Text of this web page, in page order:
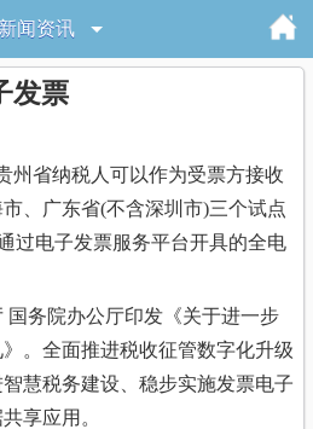
新闻资讯
发票
州省纳税人可以作为受票方接收
、广东省(不含深圳市)三个试点
过电子发票服务平台开具的全电
国务院办公厅印发《关于进一步
。全面推进税收征管数字化升级
慧税务建设、稳步实施发票电子
享应用。